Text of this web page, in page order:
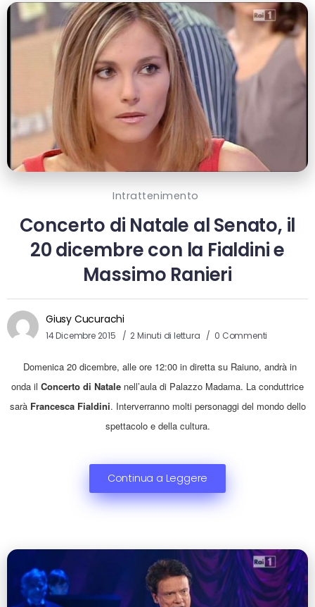
Intrattenimento
Concerto di Natale al Senato, il
20 dicembre con la Fialdini e
Massimo Ranieri
Giusy Cucurachi
14 Dicembre 2015 2 Minuti di lettura 0 Commenti
Domenica 20 dicembre, alle ore 12:00 in diretta su Raiuno, andrà in
onda il Concerto di Natale nell’aula di Palazzo Madama. La conduttrice
saràFrancesca Fialdini. ​ Interverranno molti personaggi del mondo dello
spettacolo e della cultura.
Continua a Leggere